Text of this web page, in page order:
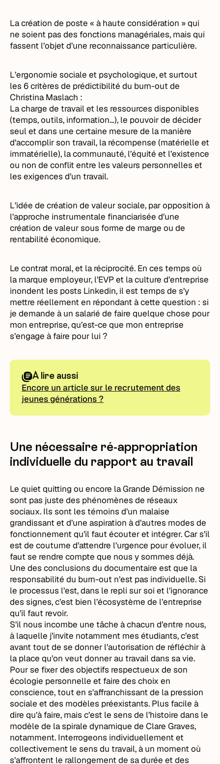
La création de poste « à haute considération » qui
ne soient pas des fonctions managériales, mais qui
fassent l’objet d’une reconnaissance particulière.
L’ergonomie sociale et psychologique, et surtout
les 6 critères de prédictibilité du burn-out de
Christina Maslach :
La charge de travail et les ressources disponibles
(temps, outils, information…), le pouvoir de décider
seul et dans une certaine mesure de la manière
d’accomplir son travail, la récompense (matérielle et
immatérielle), la communauté, l’équité et l’existence
ou non de conflit entre les valeurs personnelles et
les exigences d’un travail.
L’idée de création de valeur sociale, par opposition à
l’approche instrumentale financiarisée d’une
création de valeur sous forme de marge ou de
rentabilité économique.
Le contrat moral, et la réciprocité. En ces temps où
la marque employeur, l’EVP et la culture d’entreprise
inondent les posts Linkedin, il est temps de s’y
mettre réellement en répondant à cette question : si
je demande à un salarié de faire quelque chose pour
mon entreprise, qu’est-ce que mon entreprise
s’engage à faire pour lui ?
À lire aussi
Encore un article sur le recrutement des
jeunes générations ?
Une nécessaire ré-appropriation
individuelle du rapport au travail
Le quiet quitting ou encore la Grande Démission ne
sont pas juste des phénomènes de réseaux
sociaux. Ils sont les témoins d’un malaise
grandissant et d’une aspiration à d’autres modes de
fonctionnement qu’il faut écouter et intégrer. Car s’il
est de coutume d’attendre l’urgence pour évoluer, il
faut se rendre compte que nous y sommes déjà.
Une des conclusions du documentaire est que la
responsabilité du burn-out n’est pas individuelle. Si
le processus l’est, dans le repli sur soi et l’ignorance
des signes, c’est bien l’écosystème de l’entreprise
qu’il faut revoir.
S’il nous incombe une tâche à chacun d’entre nous,
à laquelle j’invite notamment mes étudiants, c’est
avant tout de se donner l’autorisation de réfléchir à
la place qu’on veut donner au travail dans sa vie.
Pour se fixer des objectifs respectueux de son
écologie personnelle et faire des choix en
conscience, tout en s’affranchissant de la pression
sociale et des modèles préexistants. Plus facile à
dire qu’à faire, mais c’est le sens de l’histoire dans le
modèle de la spirale dynamique de Clare Graves,
notamment. Interrogeons individuellement et
collectivement le sens du travail, à un moment où
s’affrontent le rallongement de sa durée et des